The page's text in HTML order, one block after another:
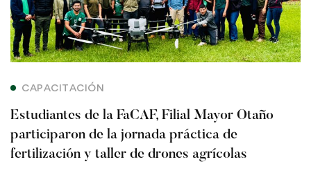
FaCAF,
Filial
Mayor
Otaño
participaron
CAPACITACIÓN
Estudiantes de la FaCAF, Filial Mayor Otaño
participaron de la jornada práctica de
fertilización y taller de drones agrícolas